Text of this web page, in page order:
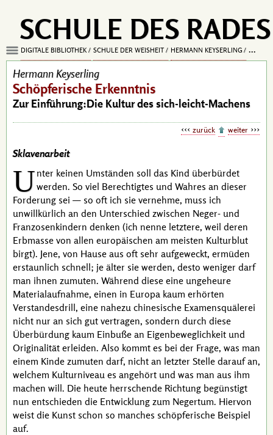
SCHULE DES RADES
DIGITALE BIBLIOTHEK SCHULE DER WEISHEIT HERMANN KEYSERLING
Hermann Keyserling
Schöpferische Erkenntnis
Zur Einführung:Die Kultur des sich-leicht-Machens
zurück weiter
Sklavenarbeit
Unter keinen Umständen soll das Kind überbürdet
werden. So viel Berechtigtes und Wahres an dieser
Forderung sei — so oft ich sie vernehme, muss ich
unwillkürlich an den Unterschied zwischen Neger- und
Franzosenkindern denken (ich nenne letztere, weil deren
Erbmasse von allen europäischen am meisten Kulturblut
birgt). Jene, von Hause aus oft sehr aufgeweckt, ermüden
erstaunlich schnell; je älter sie werden, desto weniger darf
man ihnen zumuten. Während diese eine ungeheure
Materialaufnahme, einen in Europa kaum erhörten
Verstandesdrill, eine nahezu chinesische Examensquälerei
nicht nur an sich gut vertragen, sondern durch diese
Überbürdung kaum Einbuße an Eigenbeweglichkeit und
Originalität erleiden. Also kommt es bei der Frage, was man
einem Kinde zumuten darf, nicht an letzter Stelle darauf an,
welchem Kulturniveau es angehört und was man aus ihm
machen will. Die heute herrschende Richtung begünstigt
nun entschieden die Entwicklung zum Negertum. Hiervon
weist die Kunst schon so manches schöpferische Beispiel
auf.